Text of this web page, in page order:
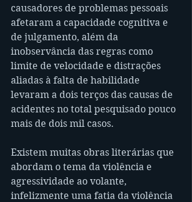
causadores de problemas pessoais
afetaram a capacidade cognitiva e
de julgamento, além da
inobservância das regras como
limite de velocidade e distrações
aliadas à falta de habilidade
levaram a dois terços das causas de
acidentes no total pesquisado pouco
mais de dois mil casos.
Existem muitas obras literárias que
abordam o tema da violência e
agressividade ao volante,
infelizmente uma fatia da violência